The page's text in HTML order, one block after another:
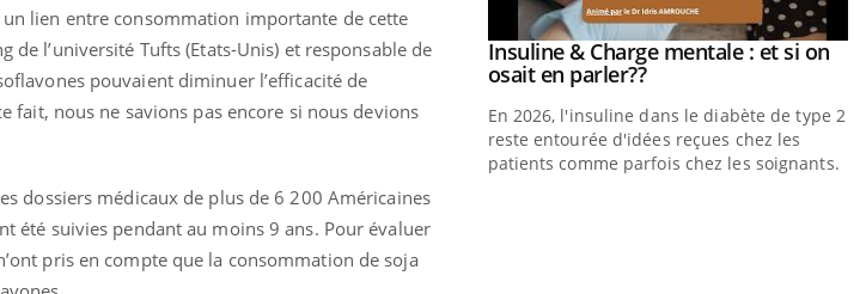
lien entre consommation importante de cette
l’université Tufts (Etats-Unis) et responsable de
pouvaient diminuer l’efficacité de
fait, nous ne savions pas encore si nous devions
dossiers médicaux de plus de 6 200 Américaines
été suivies pendant au moins 9 ans. Pour évaluer
pris en compte que la consommation de soja
:
à aborder...
questions
Youtube
Insuline & Charge mentale : et si on
osait en parler??Youtube
En 2026, l'insuline dans le diabète de type 2
reste entourée d'idées reçues chez les
patients comme parfois chez les soignants.